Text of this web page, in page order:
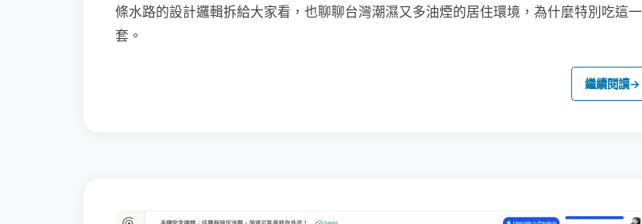
條水路的設計邏輯拆給大家看，也聊聊台灣潮濕又多油煙的居住環境，為什麼特別吃這一
套。
繼續閱讀→